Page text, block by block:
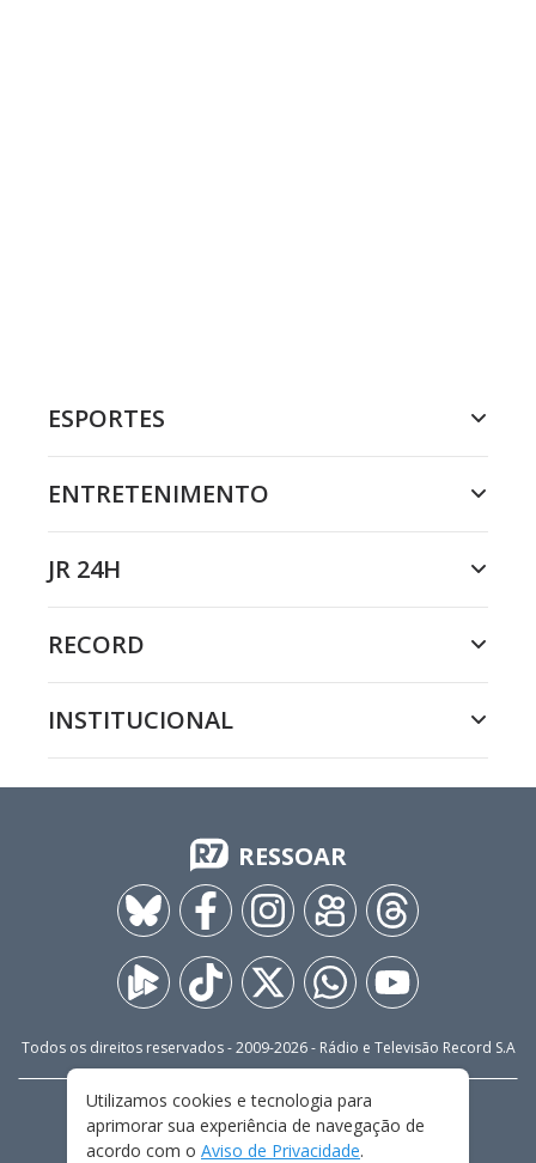
ESPORTES
ENTRETENIMENTO
JR 24H
RECORD
INSTITUCIONAL
RESSOAR
Todos os direitos reservados - 2009-2026- Rádio e Televisão Record S.A
FALE CONOSCO
PRIVACIDADE
TERMOS E CONDIÇÕES DE USO
Utilizamos cookies e tecnologia para
aprimorar sua experiência de navegação de
acordo com o Aviso de Privacidade.